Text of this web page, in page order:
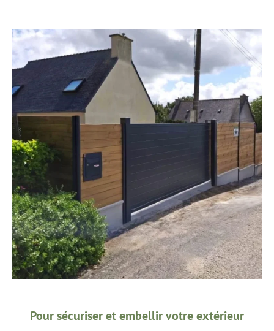
Pour sécuriser et embellir votre extérieur